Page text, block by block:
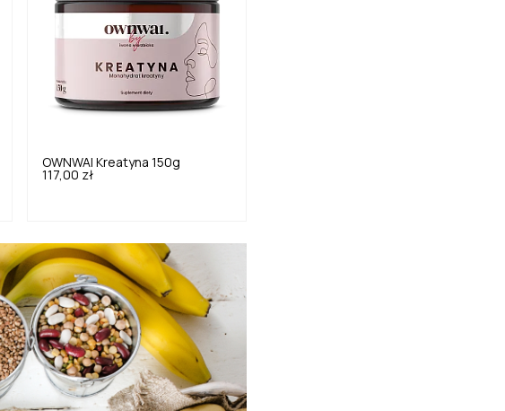
OWNWAI
Kreatyna 150g
117,00 zł